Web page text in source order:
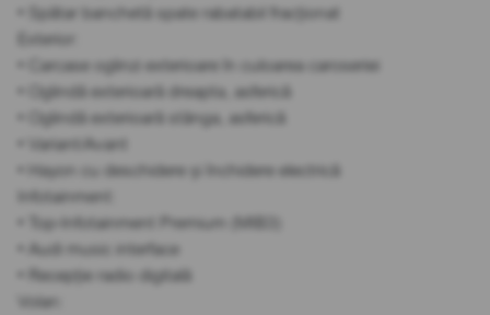
• Spătar banchetă spate rabatabil fracționat
Exterior:
• Carcase oglinzi exterioare în culoarea caroseriei
• Oglindă exterioară dreapta, asferică
• Oglindă exterioară stânga, asferică
• Variant/Avant
• Hayon cu deschidere și închidere electrică
Infotainment:
• Top-Infotainment Premium (MIB3)
• Audi music interface
• Recepție radio digitală
Volan: